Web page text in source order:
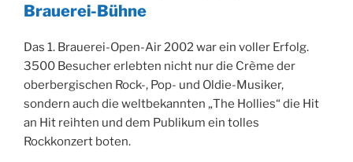
Brauerei-Bühne
Das 1. Brauerei-Open-Air 2002 war ein voller Erfolg.
3500 Besucher erlebten nicht nur die Crème der
oberbergischen Rock-, Pop- und Oldie-Musiker,
sondern auch die weltbekannten „The Hollies“ die Hit
an Hit reihten und dem Publikum ein tolles
Rockkonzert boten.